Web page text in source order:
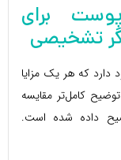
برای
تشخیصی
که هر یک مزایا
کامل‌تر مقایسه
داده شده است.